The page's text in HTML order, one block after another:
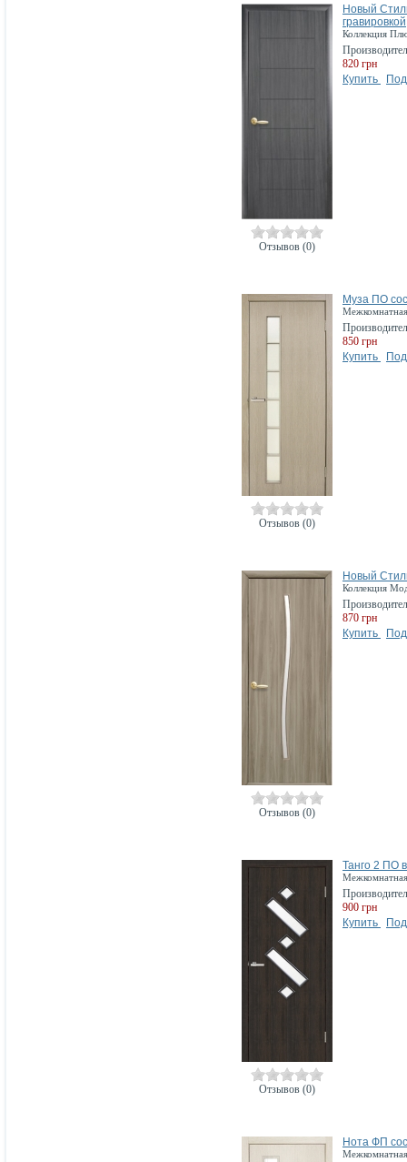
Отзывов (0)
Новый
гравировкой
Коллекция
820 грн
Купить
Отзывов (0)
Муза ПО
850 грн
Купить
Отзывов (0)
Новый
Коллекция
870 грн
Купить
Отзывов (0)
Танго 2 ПО
900 грн
Купить
Нота ФП